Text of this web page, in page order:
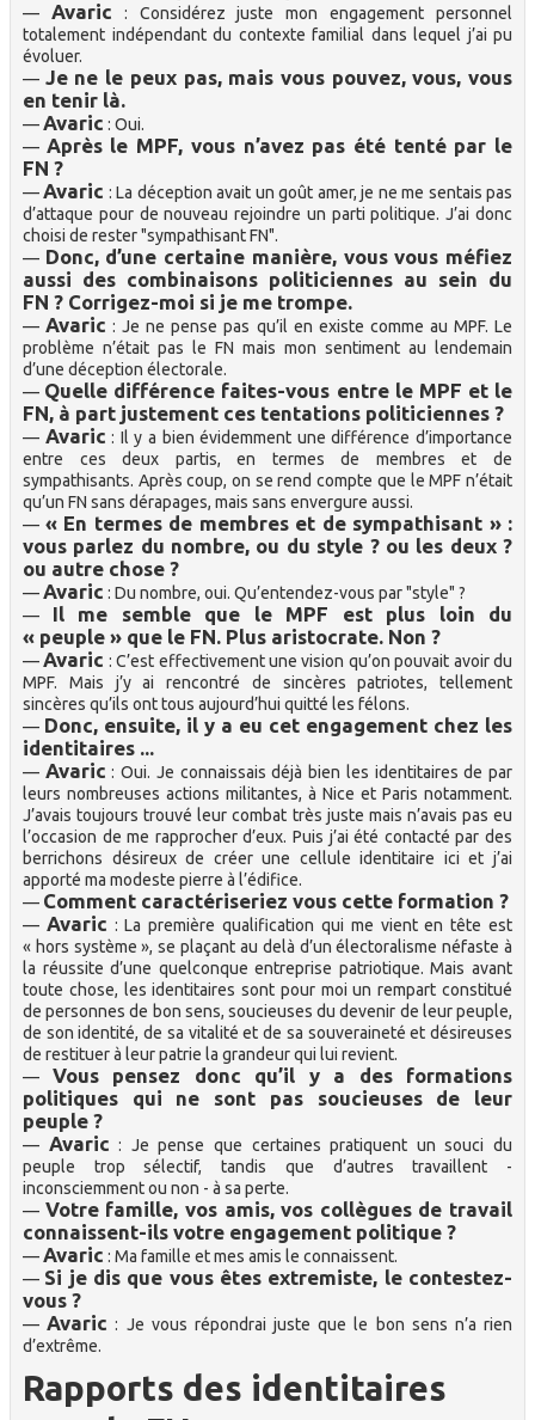
— Avaric : Considérez juste mon engagement personnel
totalement indépendant du contexte familial dans lequel j’ai pu
évoluer.
— Je ne le peux pas, mais vous pouvez, vous, vous
en tenir là.
—Avaric : Oui.
— Après le MPF, vous n’avez pas été tenté par le
FN ?
—Avaric : La déception avait un goût amer, je ne me sentais pas
d’attaque pour de nouveau rejoindre un parti politique. J’ai donc
choisi de rester "sympathisant FN".
— Donc, d’une certaine manière, vous vous méfiez
aussi des combinaisons politiciennes au sein du
FN ? Corrigez-moi si je me trompe.
—Avaric : Je ne pense pas qu’il en existe comme au MPF. Le
problème n’était pas le FN mais mon sentiment au lendemain
d’une déception électorale.
— Quelle différence faites-vous entre le MPF et le
FN, à part justement ces tentations politiciennes ?
— Avaric : Il y a bien évidemment une différence d’importance
entre ces deux partis, en termes de membres et de
sympathisants. Après coup, on se rend compte que le MPF n’était
qu’un FN sans dérapages, mais sans envergure aussi.
— « En termes de membres et de sympathisant » :
vous parlez du nombre, ou du style ? ou les deux ?
ou autre chose ?
—Avaric : Du nombre, oui. Qu’entendez-vous par "style" ?
— Il me semble que le MPF est plus loin du
« peuple » que le FN. Plus aristocrate. Non ?
—Avaric : C’est effectivement une vision qu’on pouvait avoir du
MPF. Mais j’y ai rencontré de sincères patriotes, tellement
sincères qu’ils ont tous aujourd’hui quitté les félons.
— Donc, ensuite, il y a eu cet engagement chez les
identitaires ...
— Avaric : Oui. Je connaissais déjà bien les identitaires de par
leurs nombreuses actions militantes, à Nice et Paris notamment.
J’avais toujours trouvé leur combat très juste mais n’avais pas eu
l’occasion de me rapprocher d’eux. Puis j’ai été contacté par des
berrichons désireux de créer une cellule identitaire ici et j’ai
apporté ma modeste pierre à l’édifice.
— Comment caractériseriez vous cette formation ?
— Avaric : La première qualification qui me vient en tête est
« hors système », se plaçant au delà d’un électoralisme néfaste à
la réussite d’une quelconque entreprise patriotique. Mais avant
toute chose, les identitaires sont pour moi un rempart constitué
de personnes de bon sens, soucieuses du devenir de leur peuple,
de son identité, de sa vitalité et de sa souveraineté et désireuses
de restituer à leur patrie la grandeur qui lui revient.
— Vous pensez donc qu’il y a des formations
politiques qui ne sont pas soucieuses de leur
peuple ?
— Avaric : Je pense que certaines pratiquent un souci du
peuple trop sélectif, tandis que d’autres travaillent -
inconsciemment ou non - à sa perte.
— Votre famille, vos amis, vos collègues de travail
connaissent-ils votre engagement politique ?
—Avaric : Ma famille et mes amis le connaissent.
— Si je dis que vous êtes extremiste, le contestez-
vous ?
—Avaric : Je vous répondrai juste que le bon sens n’a rien
d’extrême.
Rapports des identitaires